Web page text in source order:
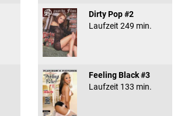
Dirty Pop #2
Laufzeit 249 min.
Feeling Black #3
Laufzeit 133 min.